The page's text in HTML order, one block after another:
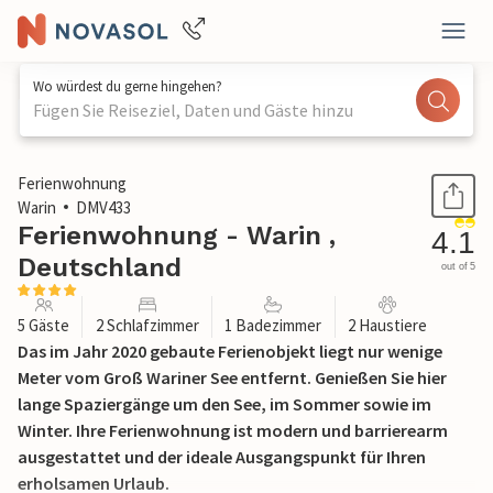
Wo würdest du gerne hingehen?
Fügen Sie Reiseziel, Daten und Gäste hinzu
1 / 20
Ferienwohnung
Warin
DMV433
Ferienwohnung - Warin ,
Deutschland
4.1
out of 5
5 Gäste 2 Schlafzimmer 1 Badezimmer 2 Haustiere
Das im Jahr 2020 gebaute Ferienobjekt liegt nur wenige
Meter vom Groß Wariner See entfernt. Genießen Sie hier
lange Spaziergänge um den See, im Sommer sowie im
Winter. Ihre Ferienwohnung ist modern und barrierearm
ausgestattet und der ideale Ausgangspunkt für Ihren
erholsamen Urlaub.